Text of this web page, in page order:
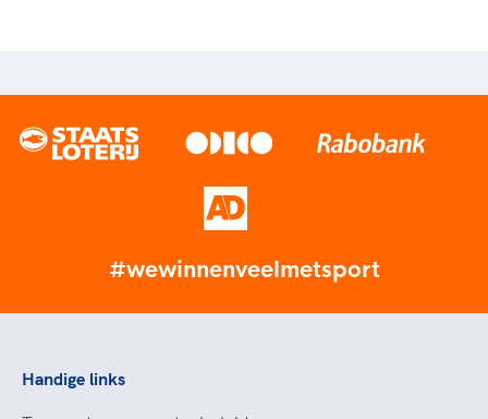
#wewinnenveelmetsport
Handige links